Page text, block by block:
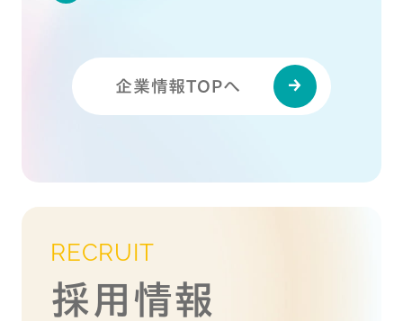
企業情報TOPへ
RECRUIT
採用情報